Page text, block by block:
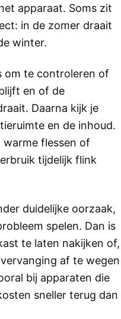
apparaat. Soms zit
in de zomer draait
winter.
om te controleren of
en of de
Daarna kijk je
en de inhoud.
flessen of
tijdelijk flink
duidelijke oorzaak,
spelen. Dan is
te laten nakijken of,
af te wegen
bij apparaten die
sneller terug dan